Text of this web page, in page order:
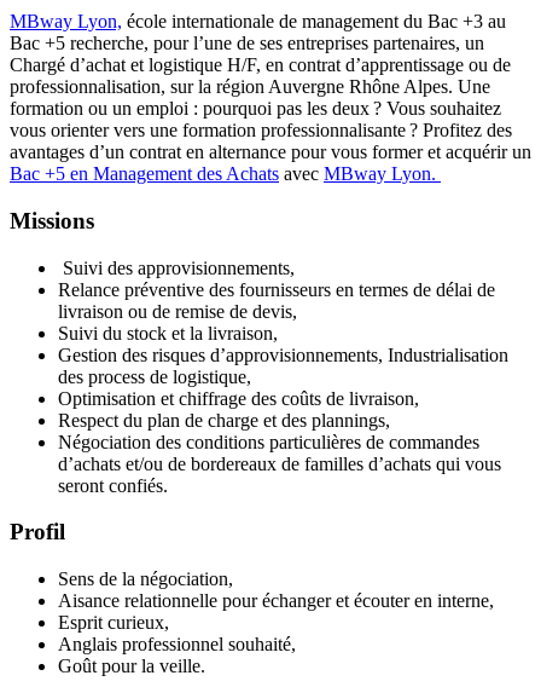
MBway Lyon, école internationale de management du Bac +3 au
Bac +5 recherche, pour l’une de ses entreprises partenaires, un
Chargé d’achat et logistique H/F, en contrat d’apprentissage ou de
professionnalisation, sur la région Auvergne Rhône Alpes. Une
formation ou un emploi : pourquoi pas les deux ? Vous souhaitez
vous orienter vers une formation professionnalisante ? Profitez des
avantages d’un contrat en alternance pour vous former et acquérir un
Bac +5 en Management des Achats avec MBway Lyon.
Missions
Suivi des approvisionnements,
Relance préventive des fournisseurs en termes de délai de
livraison ou de remise de devis,
Suivi du stock et la livraison,
Gestion des risques d’approvisionnements, Industrialisation
des process de logistique,
Optimisation et chiffrage des coûts de livraison,
Respect du plan de charge et des plannings,
Négociation des conditions particulières de commandes
d’achats et/ou de bordereaux de familles d’achats qui vous
seront confiés.
Profil
Sens de la négociation,
Aisance relationnelle pour échanger et écouter en interne,
Esprit curieux,
Anglais professionnel souhaité,
Goût pour la veille.